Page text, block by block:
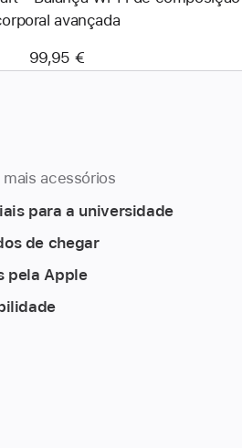
avançada
99,95 €
mais acessórios
para a universidade
de chegar
pela Apple